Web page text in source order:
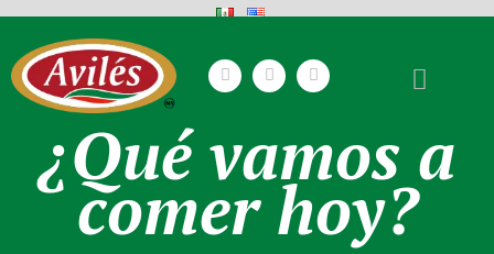
¿Qué vamos a
comer hoy?